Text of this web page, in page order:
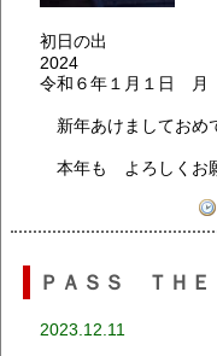
初日の出
2024
令和６年１月１日
新年あけましておめ
本年も よろしくお
ＰＡＳＳ ＴＨ
2023.12.11